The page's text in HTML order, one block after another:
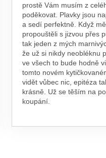
prostě Vám musím z
poděkovat. Plavky jsou
a sedí perfektně. Když
propouštěli s jizvou přes
tak jeden z mých
že už si nikdy neobléknu
ve všech to bude hodně
tomto novém
vidět vůbec nic, epitéza
krásně. Už se těším na
koupání.